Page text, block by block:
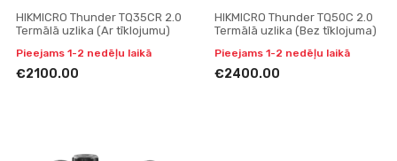
HIKMICRO Thunder TQ35CR 2.0
Termālā uzlika (Ar tīklojumu)
Pieejams 1-2 nedēļu laikā
€2100.00
HIKMICRO Thunder TQ50C 2.0
Termālā uzlika (Bez tīklojuma)
Pieejams 1-2 nedēļu laikā
€2400.00